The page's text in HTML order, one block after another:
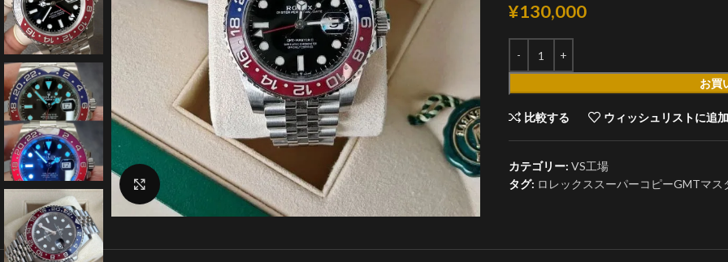
クリックで拡大
¥130,000
お買
比較する ウィッシュリストに追加
カテゴリー: VS工場
タグ: ロレックススーパーコピーGMTマ